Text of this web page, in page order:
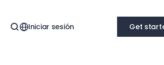
Iniciar sesión Get